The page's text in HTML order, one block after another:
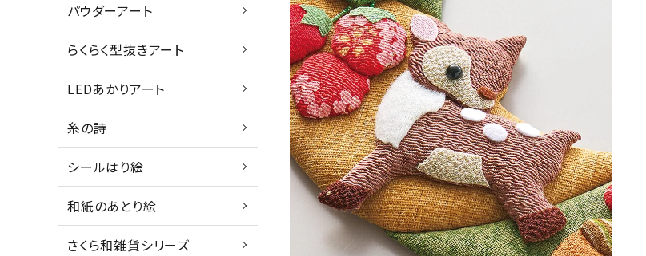
パウダーアート
らくらく型抜きアート
LEDあかりアート
糸の詩
シールはり絵
和紙のあとり絵
さくら和雑貨シリーズ